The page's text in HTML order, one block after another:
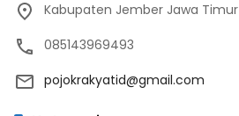
Kabupaten Jember Jawa Timur
085143969493
pojokrakyatid@gmail.com